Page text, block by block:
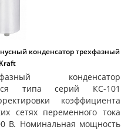
конденсатор трехфазный
конденсатор
типа серий КС-101
коэффициента
сетях переменного тока
В. Номинальная мощность